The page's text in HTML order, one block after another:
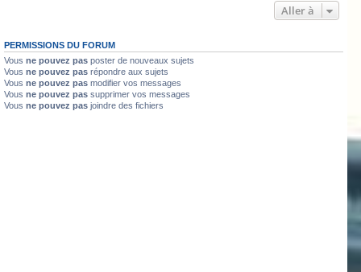
Aller à
PERMISSIONS DU FORUM
Vous ne pouvez pas poster de nouveaux sujets
Vous ne pouvez pas répondre aux sujets
Vous ne pouvez pas modifier vos messages
Vous ne pouvez pas supprimer vos messages
Vous ne pouvez pas joindre des fichiers